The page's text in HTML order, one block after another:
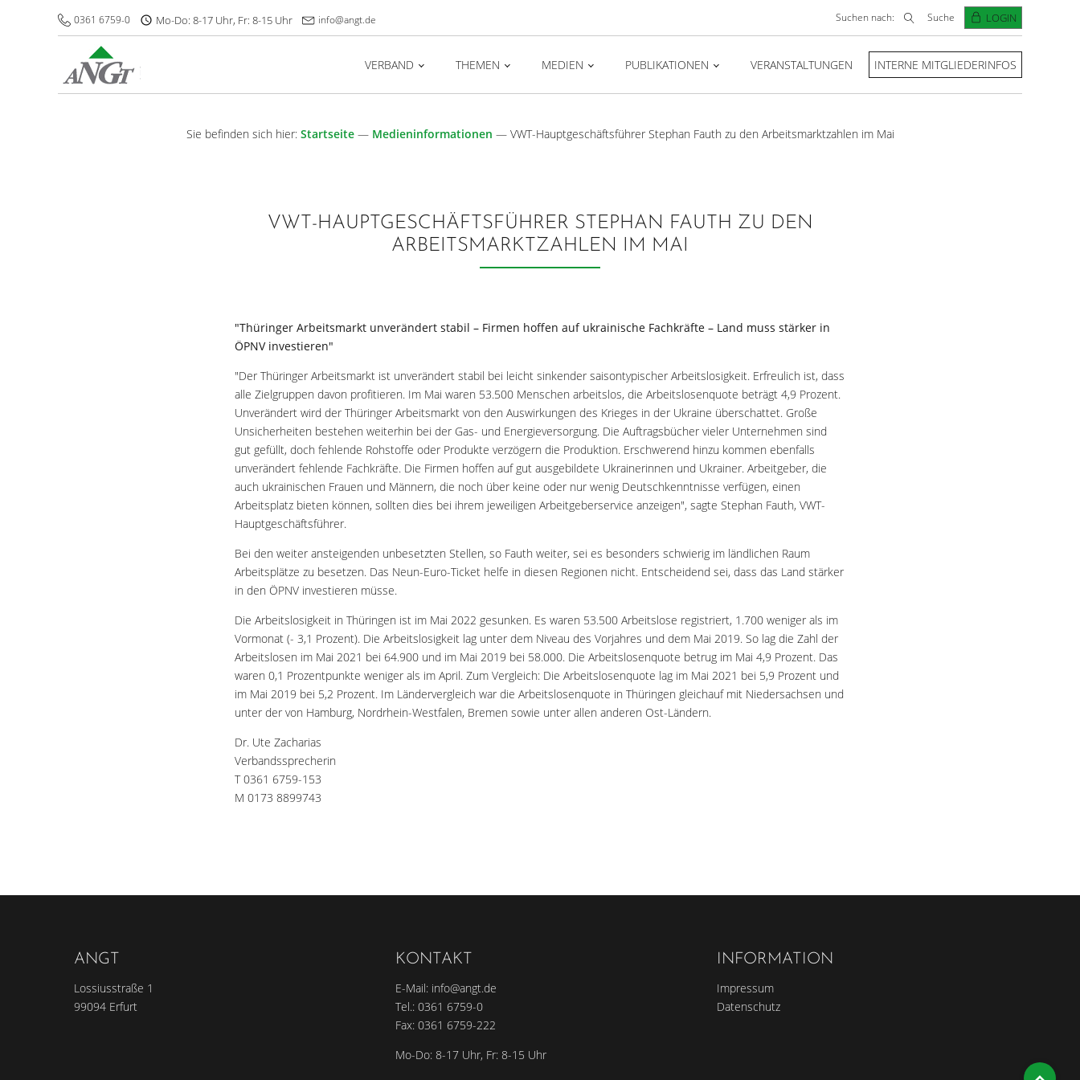
0361 6759-0 Mo-Do: 8-17 Uhr, Fr: 8-15 Uhr info@angt.de Suchen nach: Suche LOGIN
VERBAND THEMEN MEDIEN PUBLIKATIONEN VERANSTALTUNGEN INTERNE MITGLIEDERINFOS
Sie befinden sich hier: Startseite— Medieninformationen — VWT-Hauptgeschäftsführer Stephan Fauth zu den Arbeitsmarktzahlen im Mai
VWT-HAUPTGESCHÄFTSFÜHRER STEPHAN FAUTH ZU DEN
ARBEITSMARKTZAHLEN IM MAI
"Thüringer Arbeitsmarkt unverändert stabil – Firmen hoffen auf ukrainische Fachkräfte – Land muss stärker in
ÖPNV investieren"
"Der Thüringer Arbeitsmarkt ist unverändert stabil bei leicht sinkender saisontypischer Arbeitslosigkeit. Erfreulich ist, dass
alle Zielgruppen davon profitieren. Im Mai waren 53.500 Menschen arbeitslos, die Arbeitslosenquote beträgt 4,9 Prozent.
Unverändert wird der Thüringer Arbeitsmarkt von den Auswirkungen des Krieges in der Ukraine überschattet. Große
Unsicherheiten bestehen weiterhin bei der Gas- und Energieversorgung. Die Auftragsbücher vieler Unternehmen sind
gut gefüllt, doch fehlende Rohstoffe oder Produkte verzögern die Produktion. Erschwerend hinzu kommen ebenfalls
unverändert fehlende Fachkräfte. Die Firmen hoffen auf gut ausgebildete Ukrainerinnen und Ukrainer. Arbeitgeber, die
auch ukrainischen Frauen und Männern, die noch über keine oder nur wenig Deutschkenntnisse verfügen, einen
Arbeitsplatz bieten können, sollten dies bei ihrem jeweiligen Arbeitgeberservice anzeigen", sagte Stephan Fauth, VWT-
Hauptgeschäftsführer.
Bei den weiter ansteigenden unbesetzten Stellen, so Fauth weiter, sei es besonders schwierig im ländlichen Raum
Arbeitsplätze zu besetzen. Das Neun-Euro-Ticket helfe in diesen Regionen nicht. Entscheidend sei, dass das Land stärker
in den ÖPNV investieren müsse.
Die Arbeitslosigkeit in Thüringen ist im Mai 2022 gesunken. Es waren 53.500 Arbeitslose registriert, 1.700 weniger als im
Vormonat (- 3,1 Prozent). Die Arbeitslosigkeit lag unter dem Niveau des Vorjahres und dem Mai 2019. So lag die Zahl der
Arbeitslosen im Mai 2021 bei 64.900 und im Mai 2019 bei 58.000. Die Arbeitslosenquote betrug im Mai 4,9 Prozent. Das
waren 0,1 Prozentpunkte weniger als im April. Zum Vergleich: Die Arbeitslosenquote lag im Mai 2021 bei 5,9 Prozent und
im Mai 2019 bei 5,2 Prozent. Im Ländervergleich war die Arbeitslosenquote in Thüringen gleichauf mit Niedersachsen und
unter der von Hamburg, Nordrhein-Westfalen, Bremen sowie unter allen anderen Ost-Ländern.
Dr. Ute Zacharias
Verbandssprecherin
T 0361 6759-153
M 0173 8899743
ANGT
Lossiusstraße 1
99094 Erfurt
KONTAKT
E-Mail: info@angt.de
Tel.: 0361 6759-0
Fax: 0361 6759-222
Mo-Do: 8-17 Uhr, Fr: 8-15 Uhr
INFORMATION
Impressum
Datenschutz